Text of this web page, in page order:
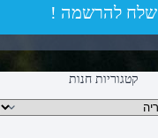
שלח להרשמה !
קטגוריות חנות
קטגוריות מוצרים